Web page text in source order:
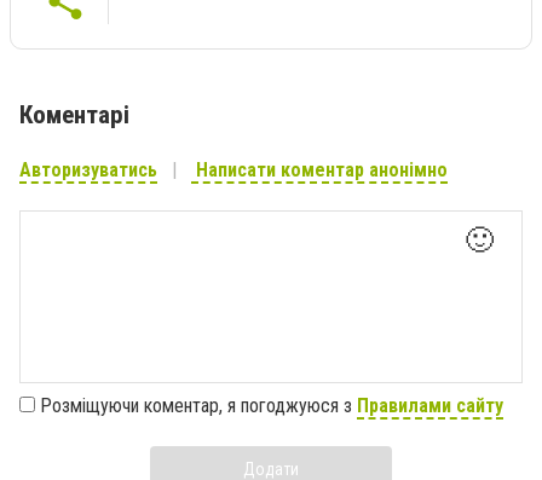
Коментарі
Авторизуватись Написати коментар анонімно
🙂
Розміщуючи коментар, я погоджуюся з Правилами сайту
Додати